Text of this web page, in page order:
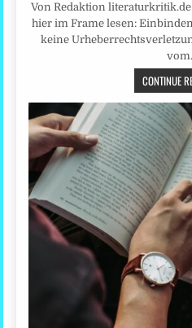
Von Redaktion
hier im Frame lesen:
keine
CONTINUE